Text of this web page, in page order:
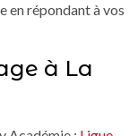
en répondant à vos
à La